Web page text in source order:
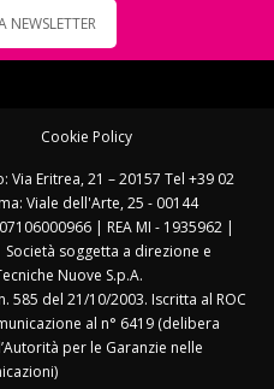
NEWSLETTER
Cookie Policy
Eritrea, 21 – 20157 Tel +39 02
Viale dell'Arte, 25 - 00144
| REA MI - 1935962 |
soggetta a direzione e
Nuove S.p.A.
585 del 21/10/2003. Iscritta al ROC
al n° 6419 (delibera
per le Garanzie nelle